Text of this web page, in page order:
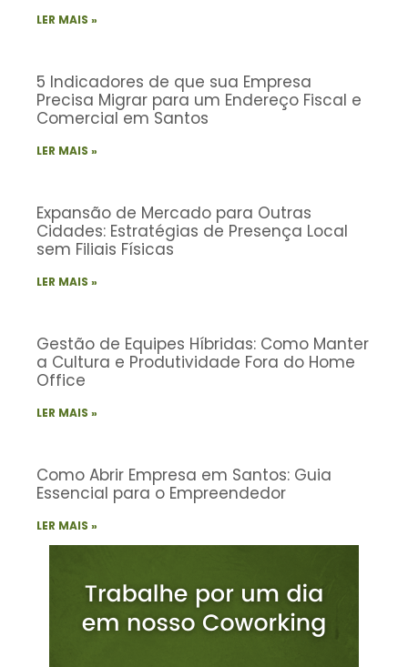
LER MAIS »
5 Indicadores de que sua Empresa
Precisa Migrar para um Endereço Fiscal e
Comercial em Santos
LER MAIS »
Expansão de Mercado para Outras
Cidades: Estratégias de Presença Local
sem Filiais Físicas
LER MAIS »
Gestão de Equipes Híbridas: Como Manter
a Cultura e Produtividade Fora do Home
Office
LER MAIS »
Como Abrir Empresa em Santos: Guia
Essencial para o Empreendedor
LER MAIS »